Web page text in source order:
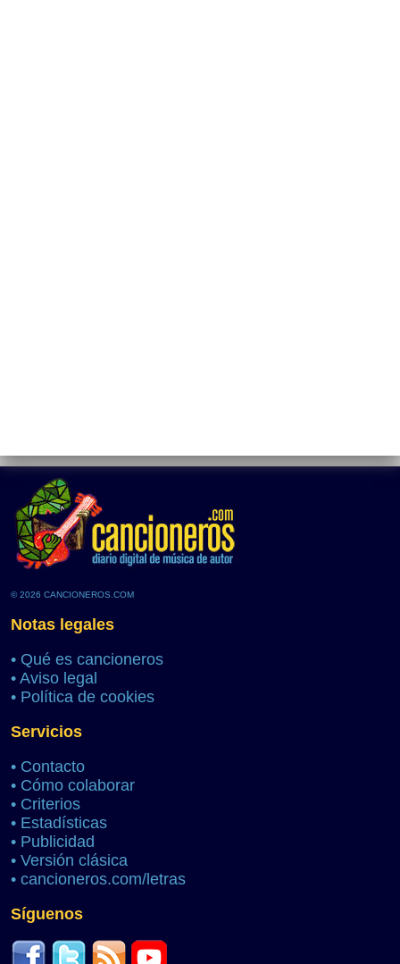
© 2026 CANCIONEROS.COM
Notas legales
• Qué es cancioneros
• Aviso legal
• Política de cookies
Servicios
• Contacto
• Cómo colaborar
• Criterios
• Estadísticas
• Publicidad
• Versión clásica
• cancioneros.com/letras
Síguenos